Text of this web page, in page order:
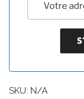
SKU: N/A